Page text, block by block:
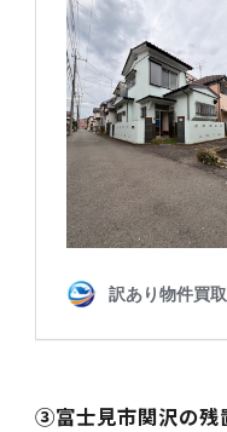
③富士見市関沢の残